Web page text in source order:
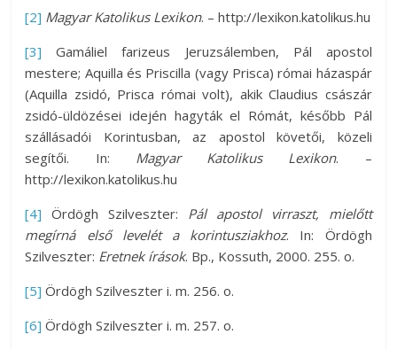
[2] Magyar Katolikus Lexikon. – http://lexikon.katolikus.hu
[3] Gamáliel farizeus Jeruzsálemben, Pál apostol
mestere; Aquilla és Priscilla (vagy Prisca) római házaspár
(Aquilla zsidó, Prisca római volt), akik Claudius császár
zsidó-üldözései idején hagyták el Rómát, később Pál
szállásadói Korintusban, az apostol követői, közeli
segítői. In: Magyar Katolikus Lexikon. –
http://lexikon.katolikus.hu
[4] Ördögh Szilveszter: Pál apostol virraszt, mielőtt
megírná első levelét a korintusziakhoz. In: Ördögh
Szilveszter: Eretnek írások. Bp., Kossuth, 2000. 255. o.
[5] Ördögh Szilveszter i. m. 256. o.
[6] Ördögh Szilveszter i. m. 257. o.